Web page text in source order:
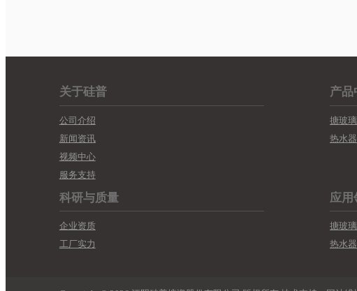
关于硅普
公司介绍
新闻资讯
视频中心
服务支持
产品
搪玻
热水
科研与质量
企业资质
工厂实力
应用
搪玻
热水